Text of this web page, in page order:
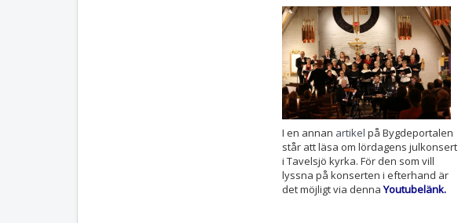
I en annan artikel på Bygdeportalen
står att läsa om lördagens julkonsert
i Tavelsjö kyrka. För den som vill
lyssna på konserten i efterhand är
det möjligt via dennaYoutubelänk.